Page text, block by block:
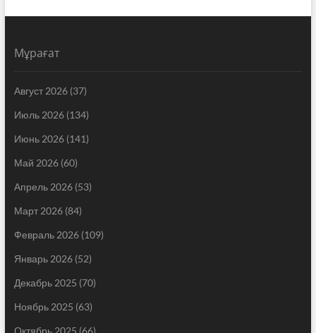
Мұрағат
Август 2026(37)
Июль 2026(134)
Июнь 2026(141)
Май 2026(60)
Апрель 2026(53)
Март 2026(84)
Февраль 2026(109)
Январь 2026(52)
Декабрь 2025 (70)
Ноябрь 2025 (63)